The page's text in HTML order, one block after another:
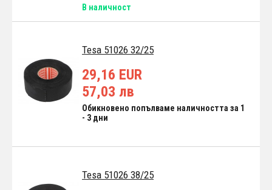
В наличност
Tesa 51026 32/25
29,16 EUR
57,03 лв
Обикновено попълваме наличността за 1
- 3 дни
Tesa 51026 38/25